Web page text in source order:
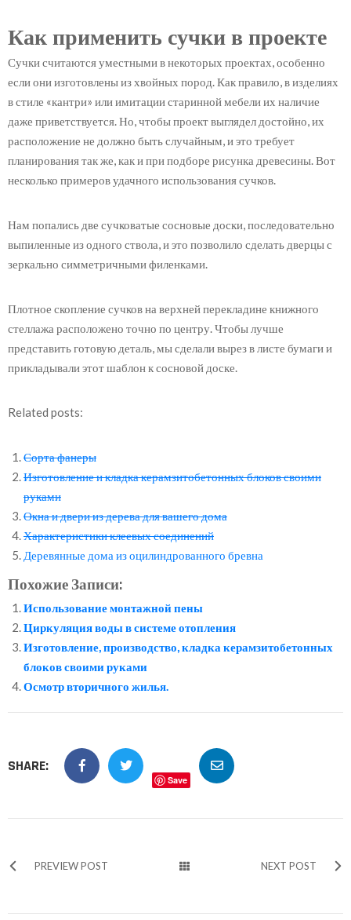
Как применить сучки в проекте
Сучки считаются уместными в некоторых проектах, особенно
если они изготовлены из хвойных пород. Как правило, в изделиях
в стиле «кантри» или имитации старинной мебели их наличие
даже приветствуется. Но, чтобы проект выглядел достойно, их
расположение не должно быть случайным, и это требует
планирования так же, как и при подборе рисунка древесины. Вот
несколько примеров удачного использования сучков.
Нам попались две сучковатые сосновые доски, последовательно
выпиленные из одного ствола, и это позволило сделать дверцы с
зеркально симметричными филенками.
Плотное скопление сучков на верхней перекладине книжного
стеллажа расположено точно по центру. Чтобы лучше
представить готовую деталь, мы сделали вырез в листе бумаги и
прикладывали этот шаблон к сосновой доске.
Related posts:
Сорта фанеры
Изготовление и кладка керамзитобетонных блоков своими
руками
Окна и двери из дерева для вашего дома
Характеристики клеевых соединений
Деревянные дома из оцилиндрованного бревна
Похожие Записи:
Использование монтажной пены
Циркуляция воды в системе отопления
Изготовление, производство, кладка керамзитобетонных
блоков своими руками
Осмотр вторичного жилья.
SHARE:
Save
PREVIEW POST NEXT POST